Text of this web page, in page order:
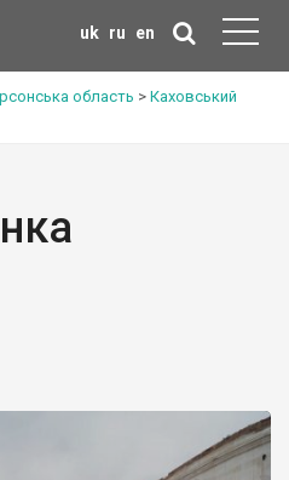
uk ru en
область > Каховський